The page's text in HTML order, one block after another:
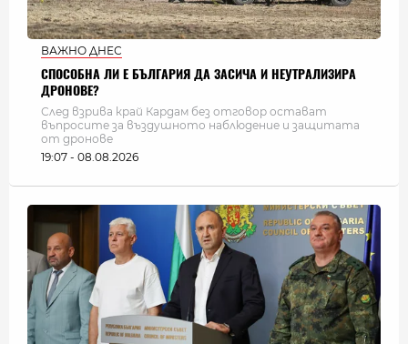
ВАЖНО ДНЕС
СПОСОБНА ЛИ Е БЪЛГАРИЯ ДА ЗАСИЧА И НЕУТРАЛИЗИРА
ДРОНОВЕ?
След взрива край Кардам без отговор остават
въпросите за въздушното наблюдение и защитата
от дронове
19:07 - 08.08.2026